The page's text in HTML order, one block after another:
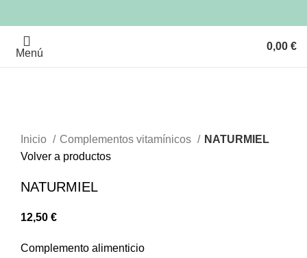
Menú
0,00 €
Inicio
Complementos vitamínicos
NATURMIEL
Volver a productos
NATURMIEL
12,50 €
Complemento alimenticio